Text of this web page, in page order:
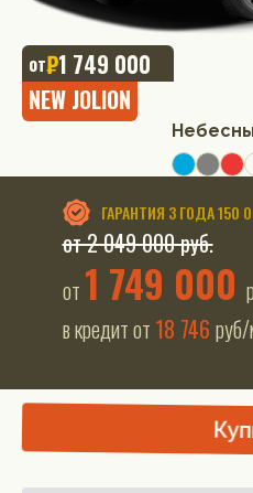
ГАРАНТИЯ 3 ГОДА 150
от 2 049 000 руб.
от 1 749 000
в кредит от 18 746
от₽1 749 000
NEW JOLION